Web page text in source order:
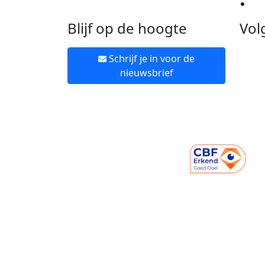
Blijf op de hoogte
Schrijf je in voor de
nieuwsbrief